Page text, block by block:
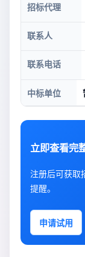
招标代理
联系人
联系电话
中标单位
立即查看完
注册后可获取
提醒。
申请试用